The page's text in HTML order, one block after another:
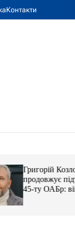
Контакти
Григорій
продовжує
45-ту ОАБр:
передали